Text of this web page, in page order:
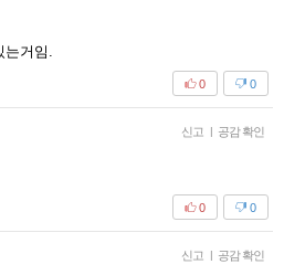
는거임.
0
0
신고 공감 확인
0
0
신고 공감 확인